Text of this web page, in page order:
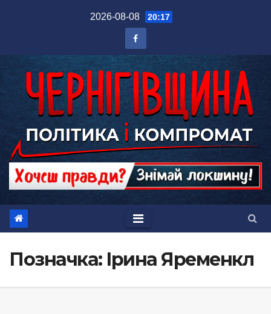
2026-08-08 20:17
Позначка: Ірина Яременкл